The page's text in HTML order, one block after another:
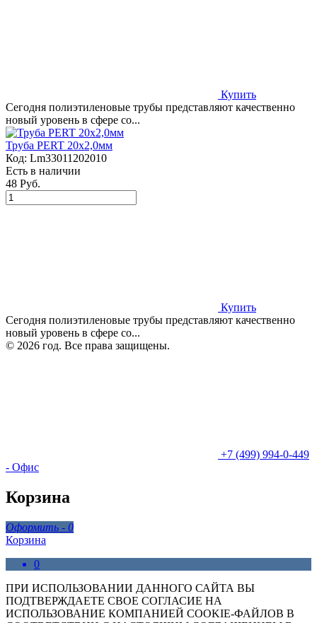
Купить
Сегодня полиэтиленовые трубы представляют качественно
новый уровень в сфере со...
Труба PERT 20х2,0мм
Код: Lm33011202010
Есть в наличии
48 Руб.
Купить
Сегодня полиэтиленовые трубы представляют качественно
новый уровень в сфере со...
© 2026 год. Все права защищены.
+7 (499) 994-0-449
- Офис
Корзина
Оформить - 0
Корзина
0
ПРИ ИСПОЛЬЗОВАНИИ ДАННОГО САЙТА ВЫ
ПОДТВЕРЖДАЕТЕ СВОЕ СОГЛАСИЕ НА
ИСПОЛЬЗОВАНИЕ КОМПАНИЕЙ COOKIE-ФАЙЛОВ В